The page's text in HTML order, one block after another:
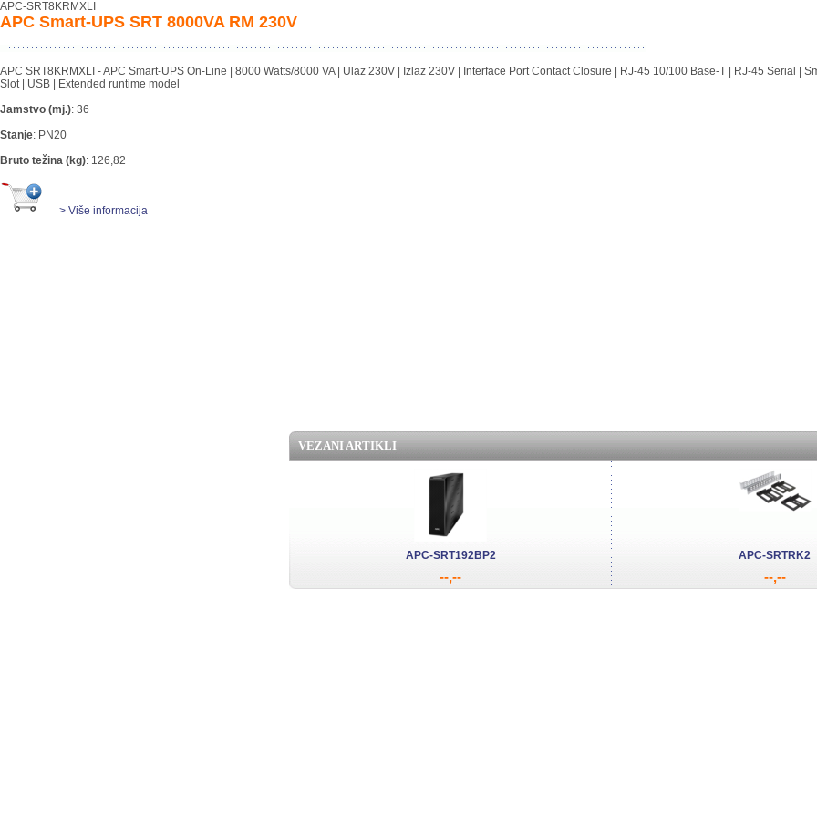
APC-SRT8KRMXLI
APC Smart-UPS SRT 8000VA RM 230V
APC SRT8KRMXLI - APC Smart-UPS On-Line | 8000 Watts/8000 VA | Ulaz 230V | Izlaz 230V | Interface Port Contact Closure | RJ-45 10/100 Base-T | RJ-45 Serial |
Slot | USB | Extended runtime model
Jamstvo (mj.): 36
Stanje: PN20
Bruto težina (kg): 126,82
> Više informacija
VEZANI ARTIKLI
APC-SRT192BP2
--,--
APC-SRTRK2
--,--